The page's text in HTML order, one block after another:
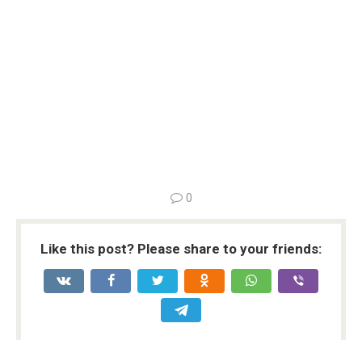
0
Like this post? Please share to your friends: